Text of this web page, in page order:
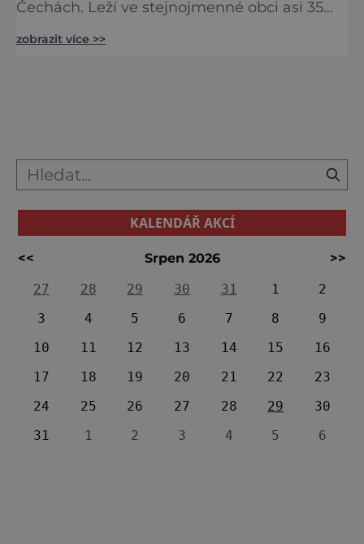
Čechách. Leží ve stejnojmenné obci asi 35
Vltavy. Pod zámkem se nachází rodný dům
zobrazit více >>
KALENDÁŘ AKCÍ
<< Srpen 2026
>>
27
28 29 30 31 1
2
3
4 5 6 7 8
9
10
11 12 13 14 15
16
17
18 19 20 21 22
23
24
25 26 27 28 29
30
31
1 2 3 4 5 6